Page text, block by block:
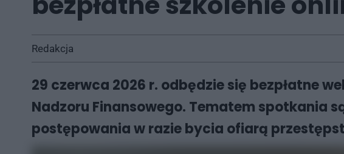
Redakcja
29 czerwca 2026 r. odbędzie się bezpłatne
Nadzoru Finansowego. Tematem spotkania
postępowania w razie bycia ofiarą